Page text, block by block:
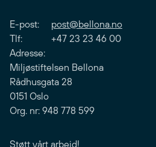
E-post: post@bellona.no
Tlf: +47 23 23 46 00
Adresse:
Miljøstiftelsen Bellona
Rådhusgata 28
0151 Oslo
Org. nr: 948 778 599
Støtt vårt arbeid!